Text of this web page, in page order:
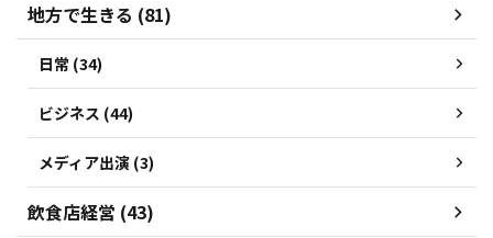
地方で生きる (81)
日常 (34)
ビジネス (44)
メディア出演 (3)
飲食店経営 (43)